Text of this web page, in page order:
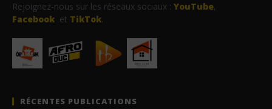
Rejoignez-nous sur les réseaux sociaux : YouTube,
Facebook et TikTok.
RÉCENTES PUBLICATIONS